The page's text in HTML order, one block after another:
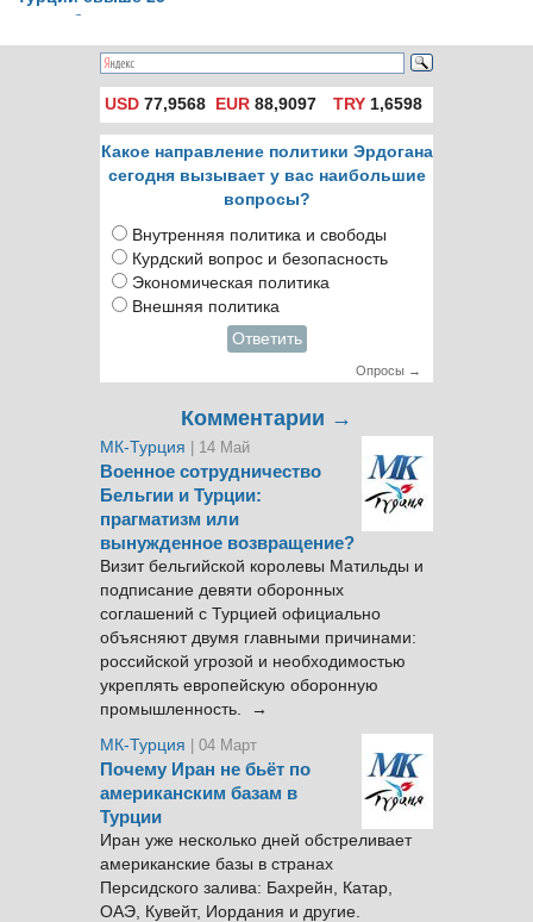
тыс. беженцев
USD 77,9568 EUR 88,9097 TRY1,6598
Какое направление политики Эрдогана
сегодня вызывает у вас наибольшие
вопросы?
Внутренняя политика и свободы
Курдский вопрос и безопасность
Экономическая политика
Внешняя политика
Ответить
Опросы →
Комментарии →
МК-Турция | 14 Май
Военное сотрудничество
Бельгии и Турции:
прагматизм или
вынужденное возвращение?
Визит бельгийской королевы Матильды и
подписание девяти оборонных
соглашений с Турцией официально
объясняют двумя главными причинами:
российской угрозой и необходимостью
укреплять европейскую оборонную
промышленность. →
МК-Турция
| 04 Март
Почему Иран не бьёт по
американским базам в
Турции
Иран уже несколько дней обстреливает
американские базы в странах
Персидского залива: Бахрейн, Катар,
ОАЭ, Кувейт, Иордания и другие.